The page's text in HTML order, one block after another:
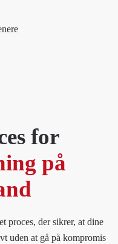
for
på
proces, der sikrer, at dine
uden at gå på kompromis